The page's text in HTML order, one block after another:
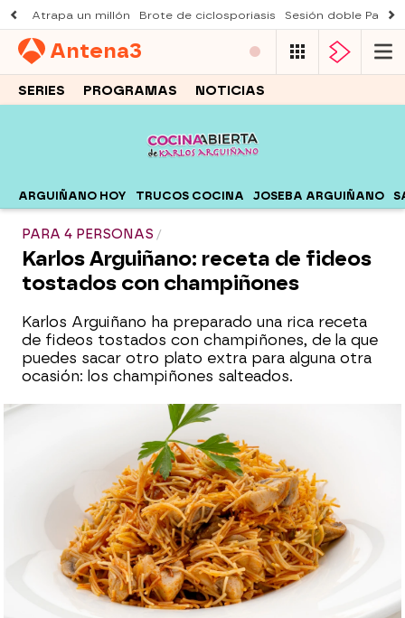
Atrapa un millón Brote de ciclosporiasis Sesión doble
Antena3
SERIES PROGRAMAS NOTICIAS
ARGUIÑANO HOY TRUCOS COCINA JOSEBA ARGUIÑANO
PARA 4 PERSONAS
Karlos Arguiñano: receta de fideos
tostados con champiñones
Karlos Arguiñano ha preparado una rica receta
de fideos tostados con champiñones, de la que
puedes sacar otro plato extra para alguna otra
ocasión: los champiñones salteados.
Centollo relleno, de Arguiñano: "Una
receta de restaurante de lujo, en casa y a
un precio muy asequible"
Cristina García Chacón